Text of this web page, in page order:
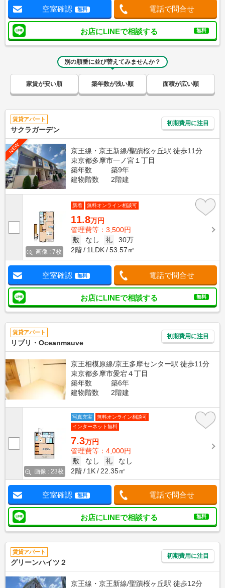
空室確認 無料 電話で問合せ
お店にLINEで相談する 無料
別の順番に並び替えてみませんか？
家賃が安い順 築年数が浅い順 面積が広い順
賃貸アパート
サクラガーデン
初期費用に注目
NEW
京王線・京王新線/聖蹟桜ヶ丘駅 徒歩11分
東京都多摩市一ノ宮１丁目
築年数
築9年
建物階数
2階建
画像 : 7枚
新着 無料オンライン相談可
11.8万円
管理費等：3,500円
敷
なし 礼
30万
2階
1LDK 53.57㎡
空室確認 無料 電話で問合せ
お店にLINEで相談する 無料
賃貸アパート
リブリ・Oceanmauve
初期費用に注目
京王相模原線/京王多摩センター駅 徒歩11分
東京都多摩市愛宕４丁目
築年数
築6年
建物階数
2階建
画像 : 23枚
写真充実
無料オンライン相談可
インターネット無料
7.3万円
管理費等：4,000円
敷
なし 礼
なし
2階
1K 22.35㎡
空室確認 無料 電話で問合せ
お店にLINEで相談する 無料
賃貸アパート
グリーンハイツ２
初期費用に注目
京王線・京王新線/聖蹟桜ヶ丘駅 徒歩12分